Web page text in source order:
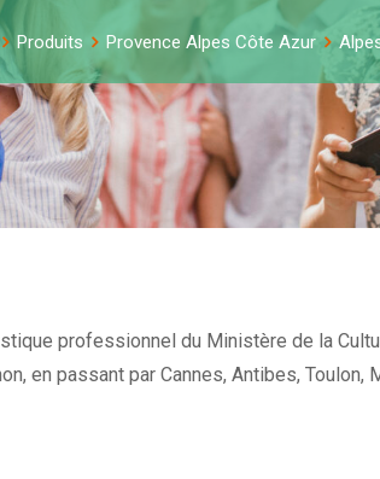
Produits Provence Alpes Côte Azur
professionnel du Ministère de la
en passant par Cannes, Antibes,